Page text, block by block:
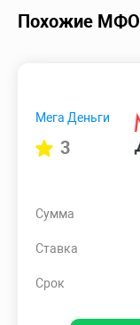
Похожие МФО
Мега Деньги
3
Сумма
Ставка
Срок